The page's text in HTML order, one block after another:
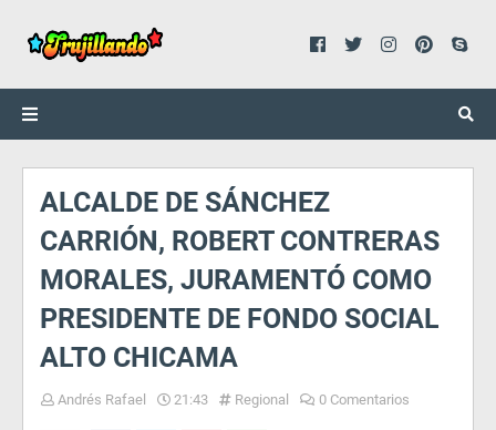
ALCALDE DE SÁNCHEZ
CARRIÓN, ROBERT CONTRERAS
MORALES, JURAMENTÓ COMO
PRESIDENTE DE FONDO SOCIAL
ALTO CHICAMA
Andrés Rafael 21:43 Regional 0 Comentarios